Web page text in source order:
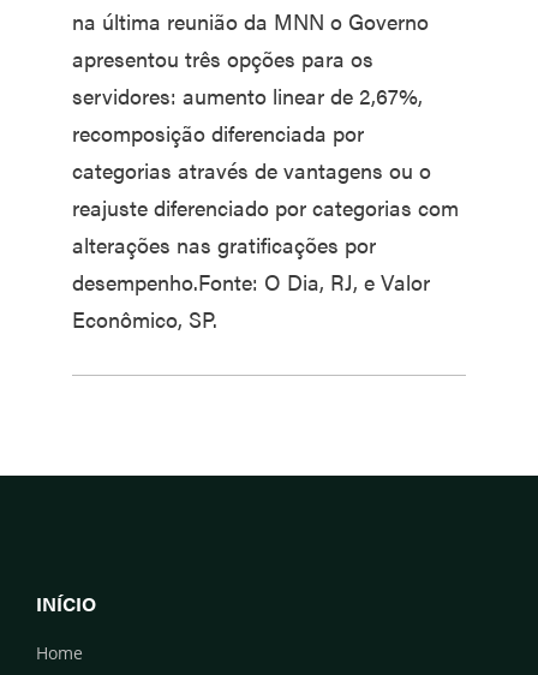
na última reunião da MNN o Governo
apresentou três opções para os
servidores: aumento linear de 2,67%,
recomposição diferenciada por
categorias através de vantagens ou o
reajuste diferenciado por categorias com
alterações nas gratificações por
desempenho.Fonte: O Dia, RJ, e Valor
Econômico, SP.
INÍCIO
Home